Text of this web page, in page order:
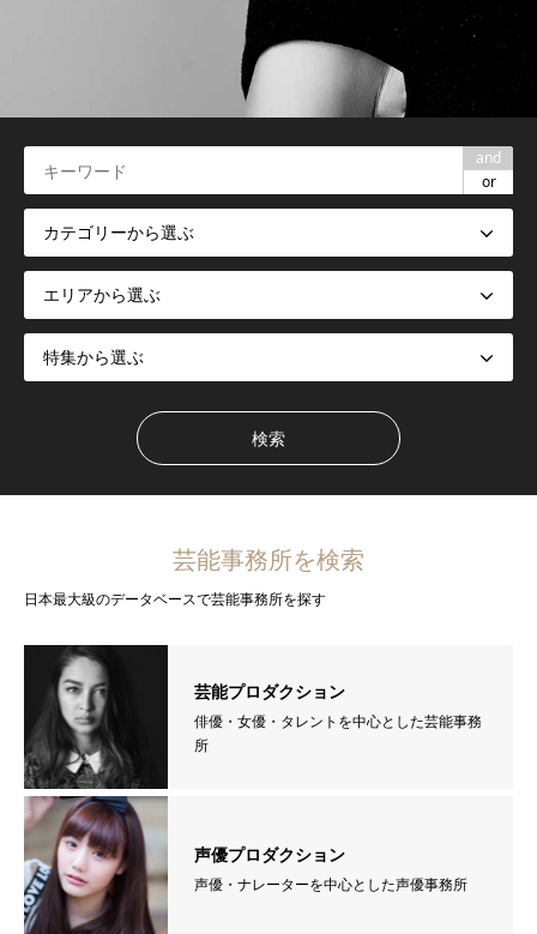
and
or
芸能事務所を検索
日本最大級のデータベースで芸能事務所を探す
芸能プロダクション
俳優・女優・タレントを中心とした芸能事務
所
声優プロダクション
声優・ナレーターを中心とした声優事務所